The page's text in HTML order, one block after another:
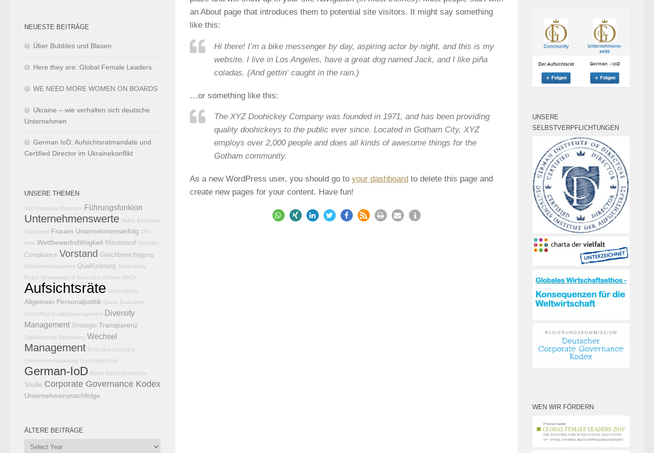
an About page that introduces them to potential site visitors. It might say something
like this:
Hi there! I’m a bike messenger by day, aspiring actor by night, and this is my
website. I live in Los Angeles, have a great dog named Jack, and I like piña
coladas. (And gettin‘ caught in the rain.)
…or something like this:
The XYZ Doohickey Company was founded in 1971, and has been providing
quality doohickeys to the public ever since. Located in Gotham City, XYZ
employs over 2,000 people and does all kinds of awesome things for the
Gotham community.
As a new WordPress user, you should go to your dashboard to delete this page and
create new pages for your content. Have fun!
NEUESTE BEITRÄGE
Über Bubbles und Blasen
Here they are: Global Female Leaders
WE NEED MORE WOMEN ON BOARDS
Ukraine – wie verhalten sich deutsche
Unternehmen
German IoD, Aufsichtsratmandate und
Certified Director im Ukrainekonflikt
UNSERE THEMEN
Non Executive Directors Führungsfunkion
Unternehmenswerte Bilanz Executive
Placement Frauen Unternehmenserfolg CIO
wbw Wettbewerbsfähigkeit Mittelstand Gehälter
Compliance Vorstand Gleichberechtigung
Wissensmanagement Qualifizierung Supervisory
Board Verwaltungsrat Executive Options AREX
Aufsichtsräte Unternehmer
Allgemein Personalpolitik Quote Evaluation
Controlling Qualitätsmanagement Diversity
Management Strategie Transparenz
Digitalisierung Beurteilung Wechsel
Management Executive Coaching
Unternehmensplanung Geschäftsführer
German-IoD Beirat Geschäftsbericht
Studie Corporate Governance Kodex
Unternehmensnachfolge
ÄLTERE BEITRÄGE
UNSERE
SELBSTVERPFLICHTUNGEN
WEN WIR FÖRDERN